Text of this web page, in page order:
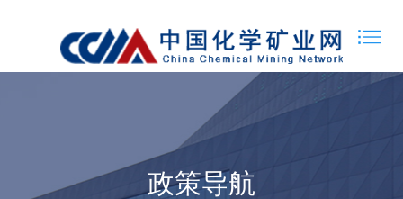
政策导航